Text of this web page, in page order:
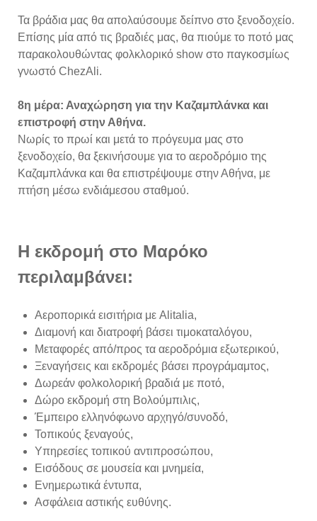
Τα βράδια μας θα απολαύσουμε δείπνο στο ξενοδοχείο.
Επίσης μία από τις βραδιές μας, θα πιούμε το ποτό μας
παρακολουθώντας φολκλορικό show στο παγκοσμίως
γνωστό ChezAli.
8η μέρα: Αναχώρηση για την Καζαμπλάνκα και
επιστροφή στην Αθήνα.
Νωρίς το πρωί και μετά το πρόγευμα μας στο
ξενοδοχείο, θα ξεκινήσουμε για το αεροδρόμιο της
Καζαμπλάνκα και θα επιστρέψουμε στην Αθήνα, με
πτήση μέσω ενδιάμεσου σταθμού.
Η εκδρομή στο Μαρόκο
περιλαμβάνει:
Αεροπορικά εισιτήρια με Alitalia,
Διαμονή και διατροφή βάσει τιμοκαταλόγου,
Μεταφορές από/προς τα αεροδρόμια εξωτερικού,
Ξεναγήσεις και εκδρομές βάσει προγράμαμτος,
Δωρεάν φολκολορική βραδιά με ποτό,
Δώρο εκδρομή στη Βολούμπιλις,
Έμπειρο ελληνόφωνο αρχηγό/συνοδό,
Τοπικούς ξεναγούς,
Υπηρεσίες τοπικού αντιπροσώπου,
Εισόδους σε μουσεία και μνημεία,
Ενημερωτικά έντυπα,
Ασφάλεια αστικής ευθύνης.